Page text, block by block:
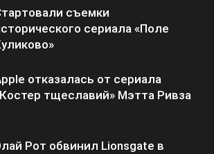
съемки
сериала «Поле
отказалась от сериала
тщеславий» Мэтта Ривза
Рот обвинил Lionsgate в